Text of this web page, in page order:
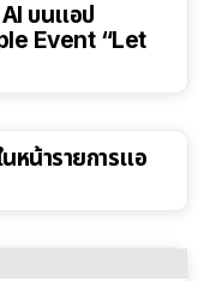
บนแอป
Event “Let
หน้ารายการแอ